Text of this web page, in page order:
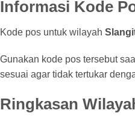
Informasi Kode
Kode pos untuk wilayah
Gunakan kode pos tersebut
sesuai agar tidak tertukar
Ringkasan